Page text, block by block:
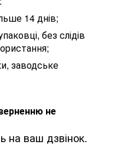
14 днів;
без слідів
заводське
не
на ваш дзвінок.